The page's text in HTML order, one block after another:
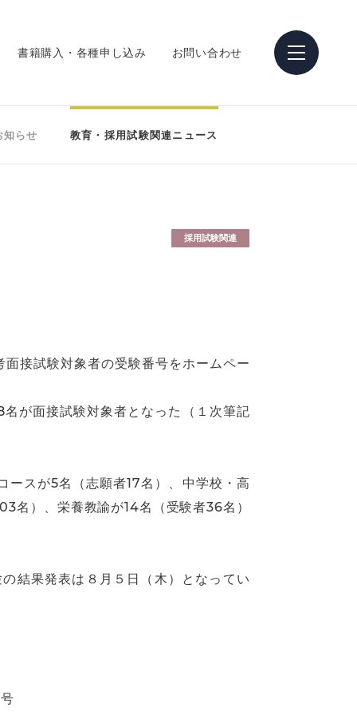
書籍購入・各種申し込み お問い合わせ
知らせ 教育・採用試験関連ニュース
採用試験関連
接試験対象者の受験番号をホームペー
が面接試験対象者となった（１次筆記
スが5名（志願者17名）、中学校・高
名）、栄養教諭が14名（受験者36名）
結果発表は８月５日（木）となってい